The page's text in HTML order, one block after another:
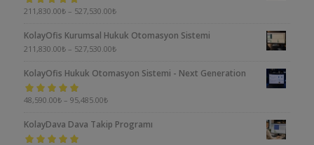
5 üzerinden
211,830.00₺ – 527,530.00₺
KolayOfis Kurumsal Hukuk Otomasyon Sistemi
211,830.00₺ – 527,530.00₺
KolayOfis Hukuk Otomasyon Sistemi - Next Generation
5 üzerinden
48,590.00₺ – 95,485.00₺
KolayDava Dava Takip Programı